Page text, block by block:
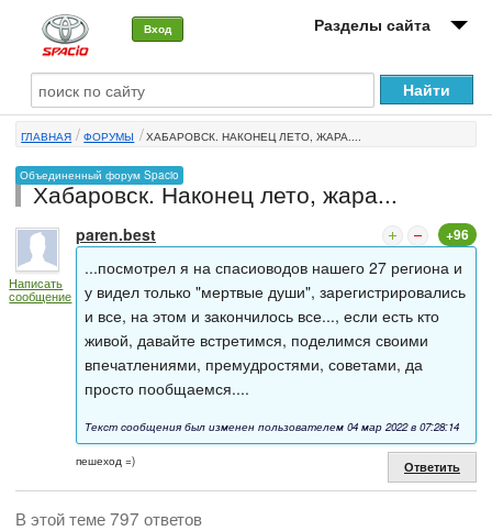
Вход Разделы сайта
О машине
Автоклуб
Форумы
Сервисы и услуги
Новости
ГЛАВНАЯ ФОРУМЫ ХАБАРОВСК. НАКОНЕЦ ЛЕТО, ЖАРА....
Объединенный форум Spacio
Хабаровск. Наконец лето, жара...
Написать
сообщение
paren.best +96
...посмотрел я на спасиоводов нашего 27 региона и
у видел только "мертвые души", зарегистрировались
и все, на этом и закончилось все..., если есть кто
живой, давайте встретимся, поделимся своими
впечатлениями, премудростями, советами, да
просто пообщаемся....
Текст сообщения был изменен пользователем 04 мар 2022 в 07:28:14
пешеход =) Ответить
В этой теме 797 ответов